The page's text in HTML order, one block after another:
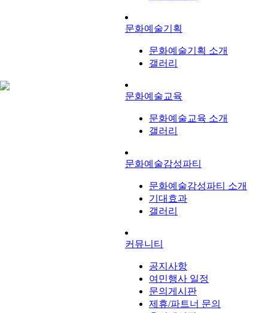
문화예술기획
문화예술기획 소개
갤러리
문화예술교육
문화예술교육 소개
갤러리
문화예술감성파티
문화예술감성파티 소개
기대효과
갤러리
커뮤니티
공지사항
여민행사 일정
문의게시판
제휴/파트너 문의